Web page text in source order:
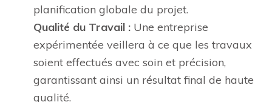
planification globale du projet.
Qualité du Travail : Une entreprise
expérimentée veillera à ce que les travaux
soient effectués avec soin et précision,
garantissant ainsi un résultat final de haute
qualité.